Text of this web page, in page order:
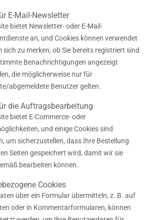
E-Mail-Newsletter
bietet Newsletter- oder E-Mail-
an, und Cookies können verwendet
sich zu merken, ob Sie bereits registriert sind
Benachrichtigungen angezeigt
die möglicherweise nur für
abgemeldete Benutzer gelten.
die Auftragsbearbeitung
bietet E-Commerce- oder
und einige Cookies sind
um sicherzustellen, dass Ihre Bestellung
Seiten gespeichert wird, damit wir sie
bearbeiten können.
Cookies
über ein Formular übermitteln, z. B. auf
oder in Kommentarformularen, können